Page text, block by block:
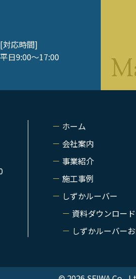
[対応時間]
平日9:00〜17:00
ホーム
会社案内
事業紹介
施工事例
しずかルーバー
資料ダウンロード
しずかルーバー